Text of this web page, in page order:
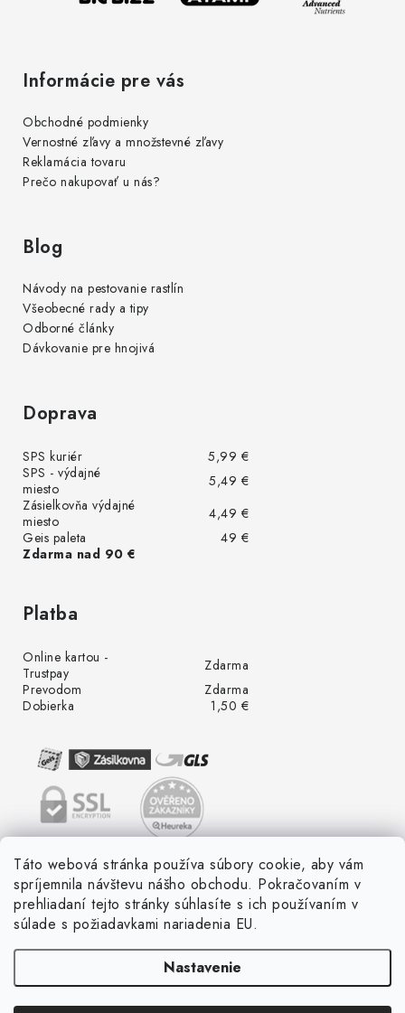
Táto webová stránka používa súbory cookie, aby vám
spríjemnila návštevu nášho obchodu. Pokračovaním v
prehliadaní tejto stránky súhlasíte s ich používaním v
súlade s požiadavkami nariadenia EU.
Nastavenie
Informácie pre vás
Obchodné podmienky
Vernostné zľavy a množstevné zľavy
Reklamácia tovaru
Prečo nakupovať u nás?
Blog
Návody na pestovanie rastlín
Všeobecné rady a tipy
Odborné články
Dávkovanie pre hnojivá
Doprava
SPS kuriér
5,99 €
SPS - výdajné
miesto
5,49 €
Zásielkovňa výdajné
miesto
4,49 €
Geis paleta
49 €
Zdarma nad 90 €
Platba
Online kartou -
Trustpay
Zdarma
Prevodom
Zdarma
Dobierka
1,50 €